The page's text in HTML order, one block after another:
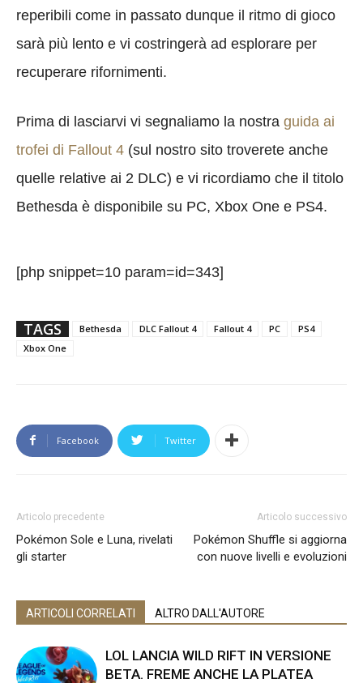
reperibili come in passato dunque il ritmo di gioco
sarà più lento e vi costringerà ad esplorare per
recuperare rifornimenti.
Prima di lasciarvi vi segnaliamo la nostra guida ai
trofei di Fallout 4 (sul nostro sito troverete anche
quelle relative ai 2 DLC) e vi ricordiamo che il titolo
Bethesda è disponibile su PC, Xbox One e PS4.
[php snippet=10 param=id=343]
TAGS Bethesda DLC Fallout 4 Fallout 4 PC
PS4
Xbox One
Facebook Twitter
Articolo precedente
Pokémon Sole e Luna, rivelati
gli starter
Articolo successivo
Pokémon Shuffle si aggiorna
con nuove livelli e evoluzioni
ARTICOLI CORRELATI ALTRO DALL'AUTORE
LOL LANCIA WILD RIFT IN VERSIONE
BETA. FREME ANCHE LA PLATEA